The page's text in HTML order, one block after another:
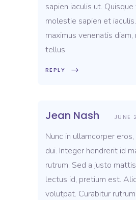
sapien iaculis ut.
molestie sapien et
maximus venenatis diam,
tellus.
REPLY
Jean Nash JUNE
Nunc in ullamcorper
dui. Integer hendrerit id
rutrum. Sed a justo
lectus id, pretium est.
volutpat. Curabitur